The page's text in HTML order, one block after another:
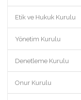
Etik ve Hukuk Kurulu
Yönetim Kurulu
Denetleme Kurulu
Onur Kurulu